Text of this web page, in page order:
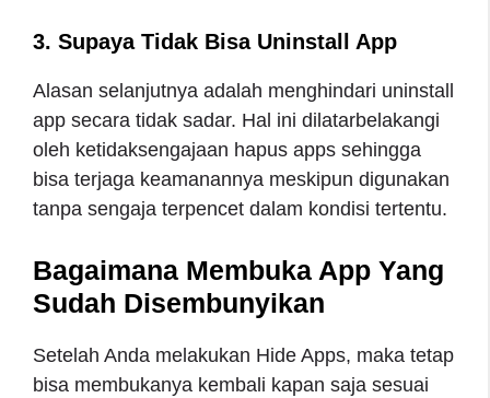
3. Supaya Tidak Bisa Uninstall App
Alasan selanjutnya adalah menghindari uninstall
app secara tidak sadar. Hal ini dilatarbelakangi
oleh ketidaksengajaan hapus apps sehingga
bisa terjaga keamanannya meskipun digunakan
tanpa sengaja terpencet dalam kondisi tertentu.
Bagaimana Membuka App Yang
Sudah Disembunyikan
Setelah Anda melakukan Hide Apps, maka tetap
bisa membukanya kembali kapan saja sesuai